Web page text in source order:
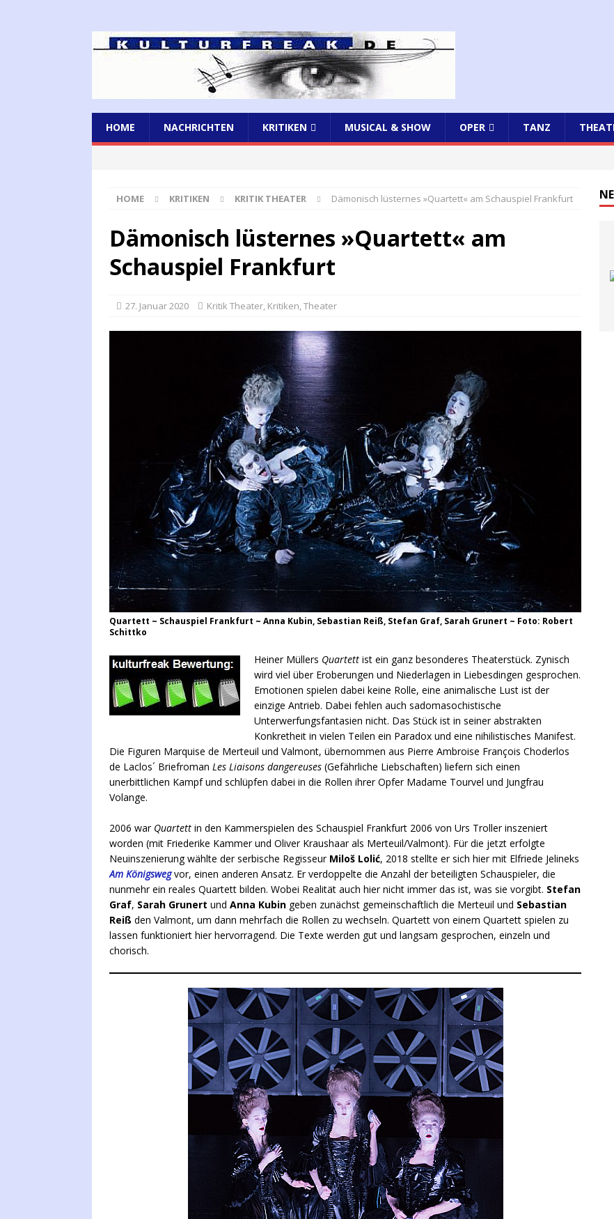
HOME NACHRICHTEN KRITIKEN MUSICAL & SHOW OPER TANZ
HOME KRITIKEN KRITIK THEATER Dämonisch lüsternes »Quartett« am Schauspiel Frankfurt
Dämonisch lüsternes »Quartett« am
Schauspiel Frankfurt
27. Januar 2020 Kritik Theater, Kritiken,Theater
Quartett ~ Schauspiel Frankfurt ~ Anna Kubin, Sebastian Reiß, Stefan Graf, Sarah Grunert ~ Foto: Robert
Schittko
Heiner Müllers Quartett ist ein ganz besonderes Theaterstück. Zynisch
wird viel über Eroberungen und Niederlagen in Liebesdingen gesprochen.
Emotionen spielen dabei keine Rolle, eine animalische Lust ist der
einzige Antrieb. Dabei fehlen auch sadomasochistische
Unterwerfungsfantasien nicht. Das Stück ist in seiner abstrakten
Konkretheit in vielen Teilen ein Paradox und eine nihilistisches Manifest.
Die Figuren Marquise de Merteuil und Valmont, übernommen aus Pierre Ambroise François Choderlos
de Laclos´ Briefroman Les Liaisons dangereuses (Gefährliche Liebschaften) liefern sich einen
unerbittlichen Kampf und schlüpfen dabei in die Rollen ihrer Opfer Madame Tourvel und Jungfrau
Volange.
2006 war Quartett in den Kammerspielen des Schauspiel Frankfurt 2006 von Urs Troller inszeniert
worden (mit Friederike Kammer und Oliver Kraushaar als Merteuil/Valmont). Für die jetzt erfolgte
Neuinszenierung wählte der serbische Regisseur Miloš Lolić, 2018 stellte er sich hier mit Elfriede Jelineks
Am Königswegvor, einen anderen Ansatz. Er verdoppelte die Anzahl der beteiligten Schauspieler, die
nunmehr ein reales Quartett bilden. Wobei Realität auch hier nicht immer das ist, was sie vorgibt. Stefan
Graf, Sarah Grunert und Anna Kubin geben zunächst gemeinschaftlich die Merteuil und Sebastian
Reiß den Valmont, um dann mehrfach die Rollen zu wechseln. Quartett von einem Quartett spielen zu
lassen funktioniert hier hervorragend. Die Texte werden gut und langsam gesprochen, einzeln und
chorisch.